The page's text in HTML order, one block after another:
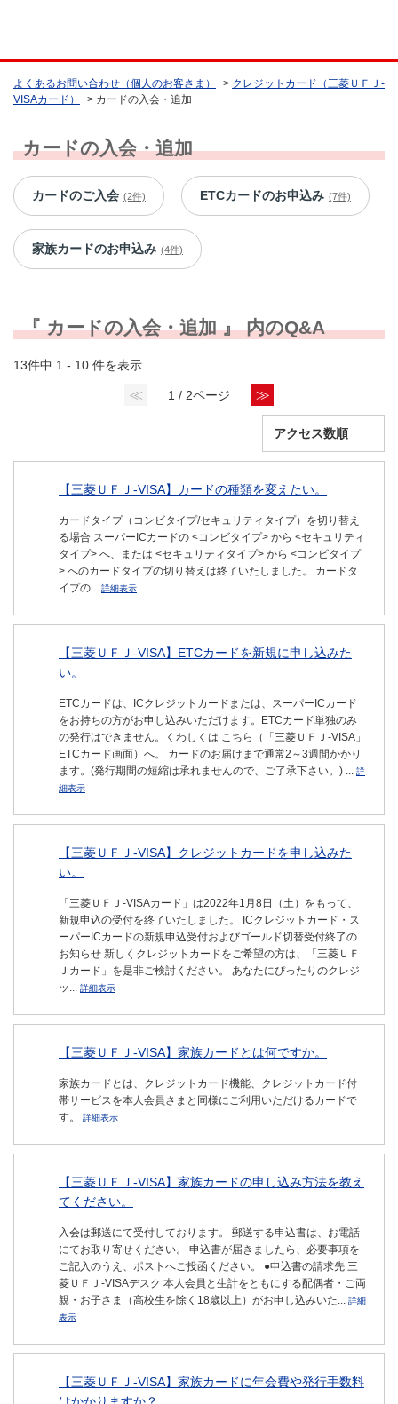
よくあるお問い合わせ（個人のお客さま） > クレジットカード（三菱ＵＦＪ-
VISAカード）
> カードの入会・追加
カードの入会・追加
カードのご入会 (2件) ETCカードのお申込み (7件)
家族カードのお申込み (4件)
『 カードの入会・追加 』 内のQ&A
13件中 1 - 10 件を表示
≪ 1 / 2ページ ≫
【三菱ＵＦＪ-VISA】カードの種類を変えたい。
カードタイプ（コンビタイプ/セキュリティタイプ）を切り替え
る場合 スーパーICカードの <コンビタイプ> から <セキュリティ
タイプ> へ、または <セキュリティタイプ> から <コンビタイプ
> へのカードタイプの切り替えは終了いたしました。 カードタ
イプの... 詳細表示
【三菱ＵＦＪ-VISA】ETCカードを新規に申し込みた
い。
ETCカードは、ICクレジットカードまたは、スーパーICカード
をお持ちの方がお申し込みいただけます。ETCカード単独のみ
の発行はできません。くわしくは こちら（「三菱ＵＦＪ-VISA」
ETCカード画面）へ。 カードのお届けまで通常2～3週間かかり
ます。(発行期間の短縮は承れませんので、ご了承下さい。) ... 詳
細表示
【三菱ＵＦＪ-VISA】クレジットカードを申し込みた
い。
「三菱ＵＦＪ-VISAカード」は2022年1月8日（土）をもって、
新規申込の受付を終了いたしました。 ICクレジットカード・ス
ーパーICカードの新規申込受付およびゴールド切替受付終了の
お知らせ 新しくクレジットカードをご希望の方は、「三菱ＵＦ
Ｊカード」を是非ご検討ください。 あなたにぴったりのクレジ
ッ... 詳細表示
【三菱ＵＦＪ-VISA】家族カードとは何ですか。
家族カードとは、クレジットカード機能、クレジットカード付
帯サービスを本人会員さまと同様にご利用いただけるカードで
す。
詳細表示
【三菱ＵＦＪ-VISA】家族カードの申し込み方法を教え
てください。
入会は郵送にて受付しております。 郵送する申込書は、お電話
にてお取り寄せください。 申込書が届きましたら、必要事項を
ご記入のうえ、ポストへご投函ください。 ●申込書の請求先 三
菱ＵＦＪ-VISAデスク 本人会員と生計をともにする配偶者・ご両
親・お子さま（高校生を除く18歳以上）がお申し込みいた... 詳細
表示
【三菱ＵＦＪ-VISA】家族カードに年会費や発行手数料